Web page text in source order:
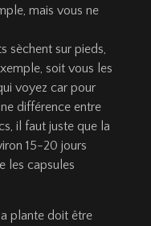
mais vous ne
sèchent sur pieds,
soit vous les
voyez car pour
différence entre
il faut juste que la
15-20 jours
les capsules
plante doit être